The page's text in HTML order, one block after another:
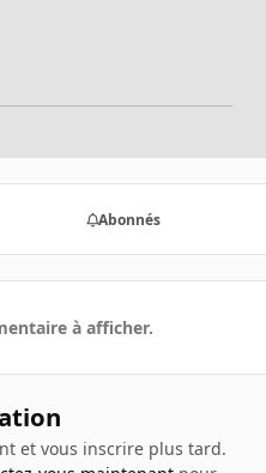
Abonnés
à afficher.
et vous inscrire plus tard.